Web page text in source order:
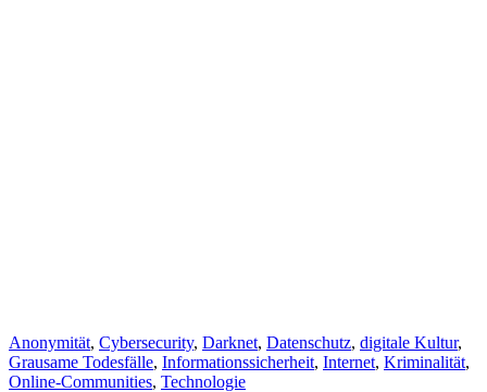
Cat
Links
Anonymität, Cybersecurity, Darknet, Datenschutz, digitale Kultur,
Grausame Todesfälle, Informationssicherheit, Internet, Kriminalität,
Online-Communities, Technologie